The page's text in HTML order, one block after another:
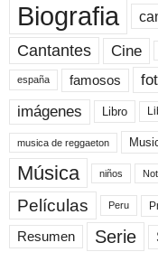
Biografia
Cantantes Cine
españa famosos
imágenes Libro
musica de reggaeton
Música niños
Películas Peru
Resumen Serie